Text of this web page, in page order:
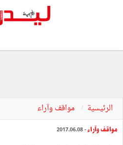
الرئيسية مواقف وآراء
مواقف وآراء- 2017.06.08